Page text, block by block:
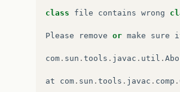
class file contains wrong
Please remove or make sure
com . sun . tools . javac . util .
at com . sun . tools . javac . comp .